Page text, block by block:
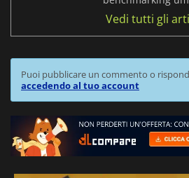
Vedi tutti gli
Puoi pubblicare un commento o
accedendo al tuo account